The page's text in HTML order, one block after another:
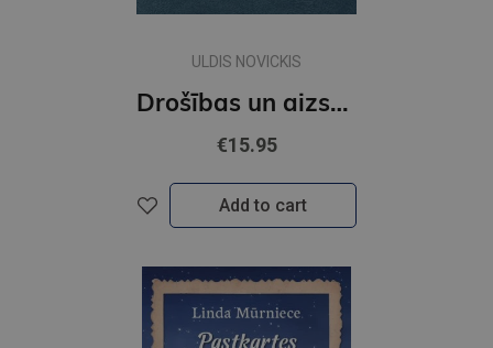
ULDIS NOVICKIS
Drošības un aizsardzības padomi ikdienas situācijās
€15.95
Add to cart